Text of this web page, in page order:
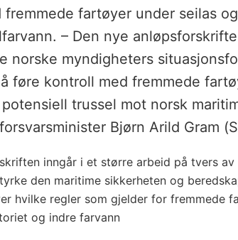
fremmede fartøyer under seilas
– Den nye
norske myndigheters
føre kontroll med fremmede
trussel mot norsk
Bjørn Arild Gram
inngår i et større arbeid på tvers av
den maritime sikkerheten og
hvilke regler som gjelder for fremmede
og indre farvann